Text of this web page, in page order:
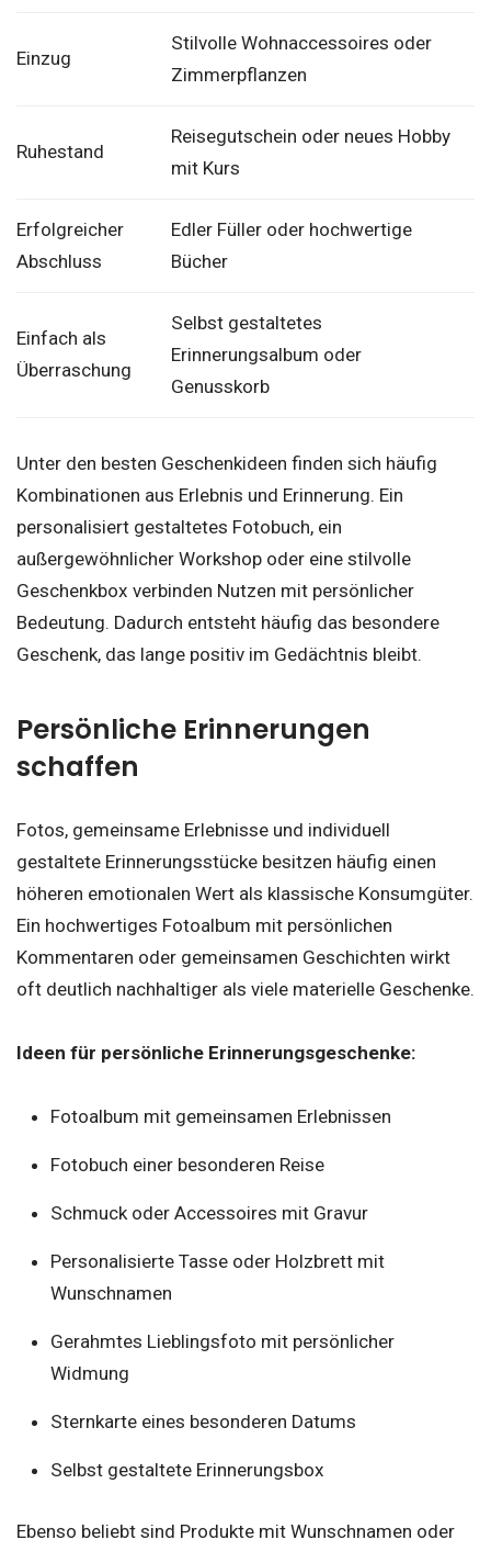
Einzug
Stilvolle Wohnaccessoires oder
Zimmerpflanzen
Ruhestand
Reisegutschein oder neues Hobby
mit Kurs
Erfolgreicher
Abschluss
Edler Füller oder hochwertige
Bücher
Einfach als
Überraschung
Selbst gestaltetes
Erinnerungsalbum oder
Genusskorb
Unter den besten Geschenkideen finden sich häufig
Kombinationen aus Erlebnis und Erinnerung. Ein
personalisiert gestaltetes Fotobuch, ein
außergewöhnlicher Workshop oder eine stilvolle
Geschenkbox verbinden Nutzen mit persönlicher
Bedeutung. Dadurch entsteht häufig das besondere
Geschenk, das lange positiv im Gedächtnis bleibt.
Persönliche Erinnerungen
schaffen
Fotos, gemeinsame Erlebnisse und individuell
gestaltete Erinnerungsstücke besitzen häufig einen
höheren emotionalen Wert als klassische Konsumgüter.
Ein hochwertiges Fotoalbum mit persönlichen
Kommentaren oder gemeinsamen Geschichten wirkt
oft deutlich nachhaltiger als viele materielle Geschenke.
Ideen für persönliche Erinnerungsgeschenke:
Fotoalbum mit gemeinsamen Erlebnissen
Fotobuch einer besonderen Reise
Schmuck oder Accessoires mit Gravur
Personalisierte Tasse oder Holzbrett mit
Wunschnamen
Gerahmtes Lieblingsfoto mit persönlicher
Widmung
Sternkarte eines besonderen Datums
Selbst gestaltete Erinnerungsbox
Ebenso beliebt sind Produkte mit Wunschnamen oder